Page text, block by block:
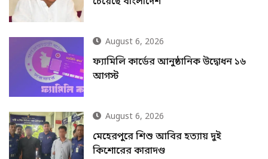
August 6, 2026
ফ্যামিলি কার্ডের আনুষ্ঠানিক উদ্বোধন ১৬
আগস্ট
August 6, 2026
মেহেরপুরে শিশু আবির হত্যায় দুই
কিশোরের কারাদণ্ড